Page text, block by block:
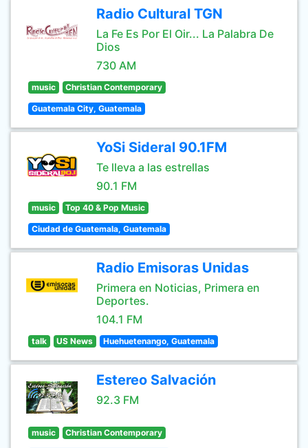
Radio Cultural TGN
La Fe Es Por El Oir... La Palabra De
Dios
730 AM
music Christian Contemporary
Guatemala City, Guatemala
YoSi Sideral 90.1FM
Te lleva a las estrellas
90.1 FM
music Top 40 & Pop Music
Ciudad de Guatemala, Guatemala
Radio Emisoras Unidas
Primera en Noticias, Primera en
Deportes.
104.1 FM
talk US News Huehuetenango, Guatemala
Estereo Salvación
92.3 FM
music Christian Contemporary